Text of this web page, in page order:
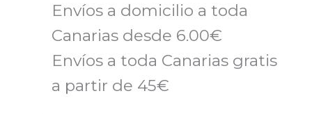
Envíos a domicilio a toda
Canarias desde 6.00€
Envíos a toda Canarias gratis
a partir de 45€